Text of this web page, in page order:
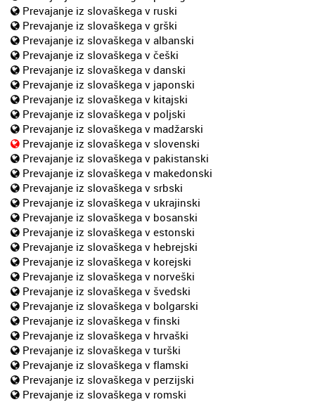
Prevajanje iz slovaškega v ruski
Prevajanje iz slovaškega v grški
Prevajanje iz slovaškega v albanski
Prevajanje iz slovaškega v češki
Prevajanje iz slovaškega v danski
Prevajanje iz slovaškega v japonski
Prevajanje iz slovaškega v kitajski
Prevajanje iz slovaškega v poljski
Prevajanje iz slovaškega v madžarski
Prevajanje iz slovaškega v slovenski
Prevajanje iz slovaškega v pakistanski
Prevajanje iz slovaškega v makedonski
Prevajanje iz slovaškega v srbski
Prevajanje iz slovaškega v ukrajinski
Prevajanje iz slovaškega v bosanski
Prevajanje iz slovaškega v estonski
Prevajanje iz slovaškega v hebrejski
Prevajanje iz slovaškega v korejski
Prevajanje iz slovaškega v norveški
Prevajanje iz slovaškega v švedski
Prevajanje iz slovaškega v bolgarski
Prevajanje iz slovaškega v finski
Prevajanje iz slovaškega v hrvaški
Prevajanje iz slovaškega v turški
Prevajanje iz slovaškega v flamski
Prevajanje iz slovaškega v perzijski
Prevajanje iz slovaškega v romski